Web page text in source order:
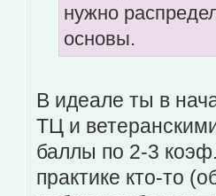
нужно
основы.
В идеале ты в
ТЦ и
баллы по 2-3
практике кто-то